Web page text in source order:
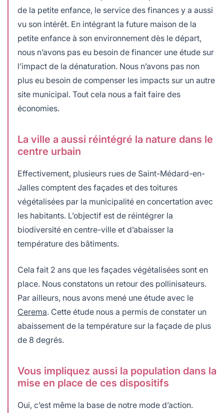
de la petite enfance, le service des finances y a aussi
vu son intérêt. En intégrant la future maison de la
petite enfance à son environnement dès le départ,
nous n’avons pas eu besoin de financer une étude sur
l’impact de la dénaturation. Nous n’avons pas non
plus eu besoin de compenser les impacts sur un autre
site municipal. Tout cela nous a fait faire des
économies.
La ville a aussi réintégré la nature dans le
centre urbain
Effectivement, plusieurs rues de Saint-Médard-en-
Jalles comptent des façades et des toitures
végétalisées par la municipalité en concertation avec
les habitants. L’objectif est de réintégrer la
biodiversité en centre-ville et d’abaisser la
température des bâtiments.
Cela fait 2 ans que les façades végétalisées sont en
place. Nous constatons un retour des pollinisateurs.
Par ailleurs, nous avons mené une étude avec le
Cerema. Cette étude nous a permis de constater un
abaissement de la température sur la façade de plus
de 8 degrés.
Vous impliquez aussi la population dans la
mise en place de ces dispositifs
Oui, c’est même la base de notre mode d’action.